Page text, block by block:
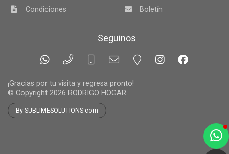
Condiciones
Boletín
Seguinos
¡Gracias por tu visita y regresa pronto!
© Copyright 2026 RODRIGO HOGAR
By SUBLIMESOLUTIONS.com